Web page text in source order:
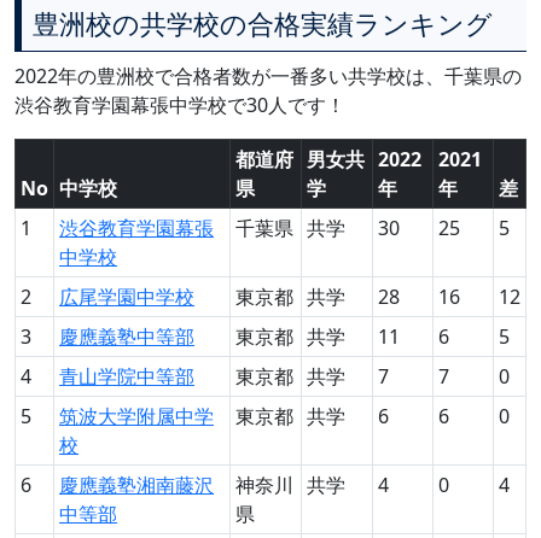
豊洲校の共学校の合格実績ランキング
2022年の豊洲校で合格者数が一番多い共学校は、千葉県の
渋谷教育学園幕張中学校で30人です！
No 中学校
都道府
県
男女共
学
2022
年
2021
年
差
1
渋谷教育学園幕張
中学校
千葉県 共学 30 25 5
2 広尾学園中学校 東京都 共学 28 16
12
3
慶應義塾中等部 東京都 共学 11 6
5
4
青山学院中等部 東京都 共学 7 7
0
5
筑波大学附属中学
校
東京都 共学 6 6 0
6
慶應義塾湘南藤沢
中等部
神奈川
県
共学 4 0 4